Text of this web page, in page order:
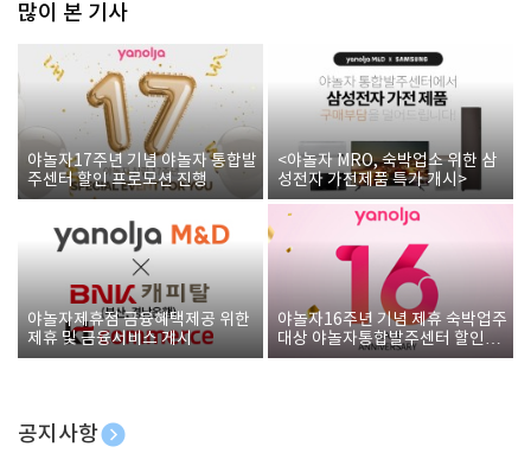
많이 본 기사
야놀자17주년 기념 야놀자 통합발
주센터 할인 프로모션 진행
<야놀자 MRO, 숙박업소 위한 삼
성전자 가전제품 특가 개시>
야놀자제휴점 금융혜택제공 위한
제휴 및 금융서비스 게시
야놀자16주년 기념 제휴 숙박업주
대상 야놀자통합발주센터 할인쿠
폰 증정
공지사항
[호텔업] 개인정보 처리방침 개정본1 (19.09.02)